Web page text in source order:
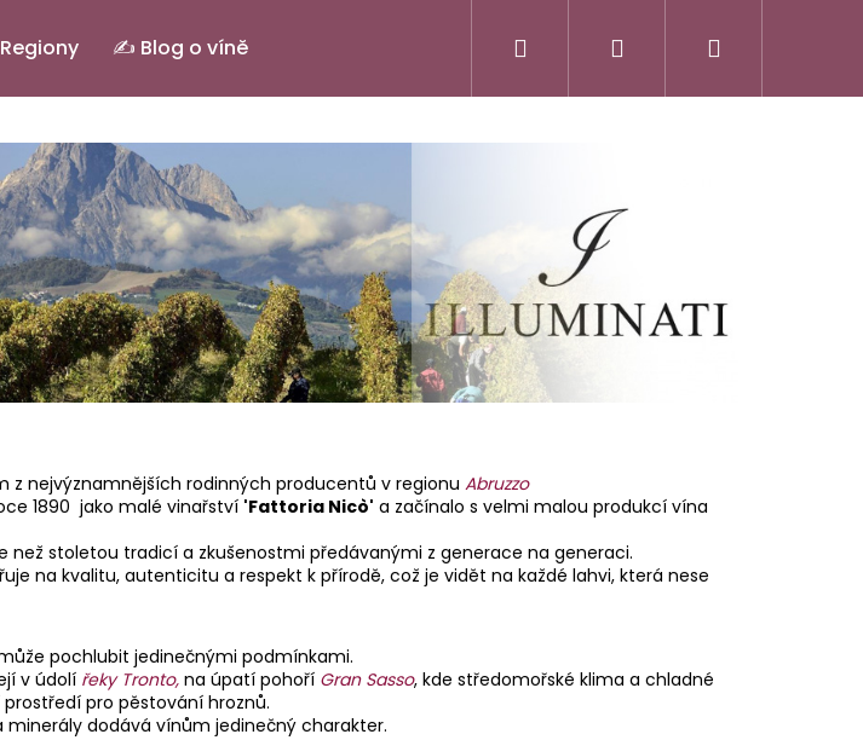
Regiony ✍️ Blog o víně Přihlášení
z nejvýznamnějších rodinných producentů v regionu Abruzzo
1890 jako malé vinařství 'Fattoria Nicò' a začínalo s velmi malou produkcí vína
než stoletou tradicí a zkušenostmi předávanými z generace na generaci.
na kvalitu, autenticitu a respekt k přírodě, což je vidět na každé lahvi, která nese
pochlubit jedinečnými podmínkami.
v údolí řeky Tronto, na úpatí pohoří Gran Sasso, kde středomořské klima a chladné
pro pěstování hroznů.
minerály dodává vínům jedinečný charakter.
najít?
HLEDAT
DOC. ELENA
DI BASCIANO
249 Kč